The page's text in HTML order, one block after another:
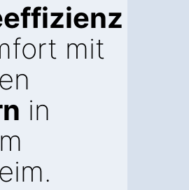
mit
in